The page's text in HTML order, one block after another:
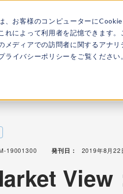
、お客様のコンピューターに
れによって利用者を記憶できます
メディアでの訪問者に関するアナ
ライバシーポリシーをご覧ください
ITRについて
イブラリ ITR Market View：コラボ
19001300 発刊日： 2019年8月22
View